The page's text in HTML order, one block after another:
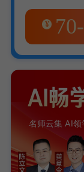
¥
名师云集 AI领